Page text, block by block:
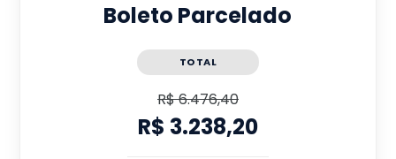
Boleto Parcelado
TOTAL
R$ 6.476,40
R$ 3.238,20